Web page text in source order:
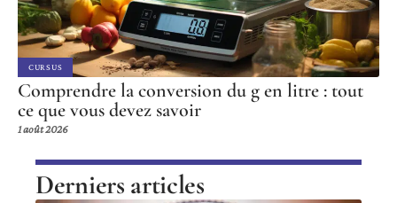
CURSUS
Comprendre la conversion du g en litre : tout
ce que vous devez savoir
1 août 2026
Derniers articles